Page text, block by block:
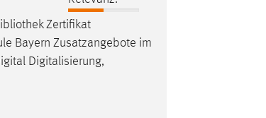
Zertifikat
Bayern Zusatzangebote im
Digitalisierung,